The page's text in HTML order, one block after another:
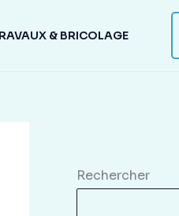
& BRICOLAGE
Rechercher